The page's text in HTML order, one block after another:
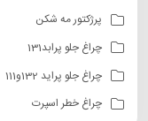
پرژکتور مه شکن
چراغ جلو پرابد131
چراغ جلو پراید 132و111
چراغ خطر اسپرت